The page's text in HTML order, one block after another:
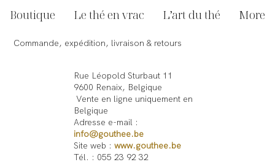
Boutique Le thé en vrac L’art du thé More
Commande, expédition, livraison & retours
Rue Léopold Sturbaut 11
9600 Renaix, Belgique
Vente en ligne uniquement en
Belgique
Adresse e-mail :
info@gouthee.be
Site web : www.gouthee.be
Tél. : 055 23 92 32